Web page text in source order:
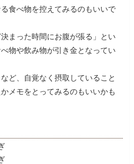
食べ物を控えてみるのもいいで
まった時間にお腹が張る」とい
物や飲み物が引き金となってい
ど、自覚なく摂取していること
メモをとってみるのもいいかも